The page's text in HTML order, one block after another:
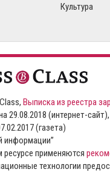
Культура
Выписка из реестра
29.08.2018 (интернет-сайт),
(газета)
информации”
применяются
технологии